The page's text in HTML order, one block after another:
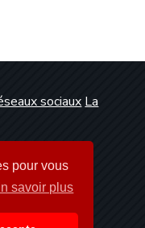
pour vous
savoir plus
sociaux La